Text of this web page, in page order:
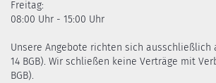
Freitag:
08:00 Uhr - 15:00 Uhr
Unsere Angebote richten sich ausschließlich
14 BGB). Wir schließen keine Verträge mit
BGB).